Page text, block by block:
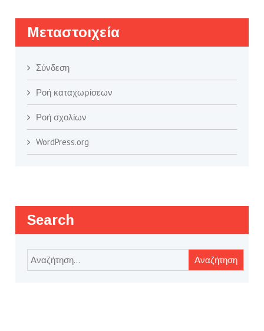
Μεταστοιχεία
Σύνδεση
Ροή καταχωρίσεων
Ροή σχολίων
WordPress.org
Search
Αναζήτηση
για: